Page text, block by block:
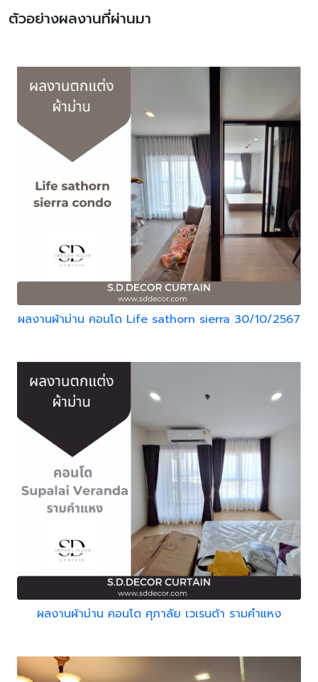
ตัวอย่างผลงานที่ผ่านมา
ผลงานผ้าม่าน คอนโด Life sathorn sierra 30/10/2567
ผลงานผ้าม่าน คอนโด ศุภาลัย เวเรนด้า รามคำแหง